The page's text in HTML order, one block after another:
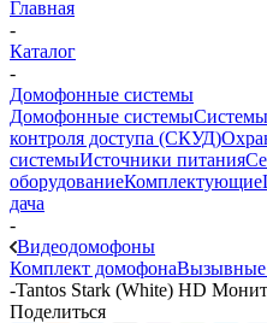
Главная
-
Каталог
-
Домофонные системы
Домофонные системы
контроля доступа (СКУД)
системыИсточники питания
оборудованиеКомплектующие
дача
-
Видеодомофоны
Комплект домофонаВызывные
-Tantos Stark (White) HD
Поделиться